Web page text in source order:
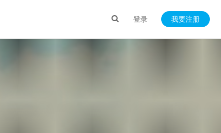
登录 我要注册